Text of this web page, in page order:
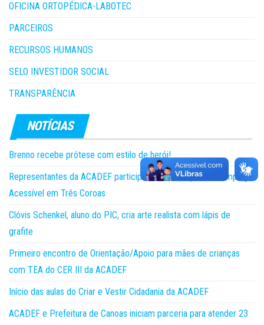
OFICINA ORTOPÉDICA-LABOTEC
PARCEIROS
RECURSOS HUMANOS
SELO INVESTIDOR SOCIAL
TRANSPARÊNCIA
Brenno recebe prótese com estilo de herói!
Representantes da ACADEF participam da 5ª edição do Camping
Acessível em Três Coroas
Clóvis Schenkel, aluno do PIC, cria arte realista com lápis de
grafite
Primeiro encontro de Orientação/Apoio para mães de crianças
com TEA do CER III da ACADEF
Início das aulas do Criar e Vestir Cidadania da ACADEF
ACADEF e Prefeitura de Canoas iniciam parceria para atender 23